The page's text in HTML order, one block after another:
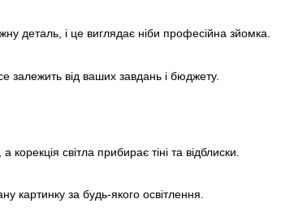
деталь, і це виглядає ніби професійна зйомка.
залежить від ваших завдань і бюджету.
світла прибирає тіні та відблиски.
картинку за будь-якого освітлення.